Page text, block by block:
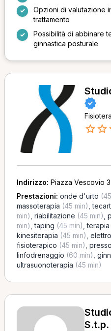
Opzioni di valutazione
trattamento
Possibilità di abbinare
ginnastica posturale
Indirizzo: Piazza Vescovio
Prestazioni: onde d'urto
massoterapia (45 min) ,
min) riabilitazione (45 min)
min) ,taping (45 min) ,terapia
kinesiterapia (45 min)
fisioterapico (45 min)
linfodrenaggio (60 min)
ultrasuonoterapia (45 min)
S.t.p.